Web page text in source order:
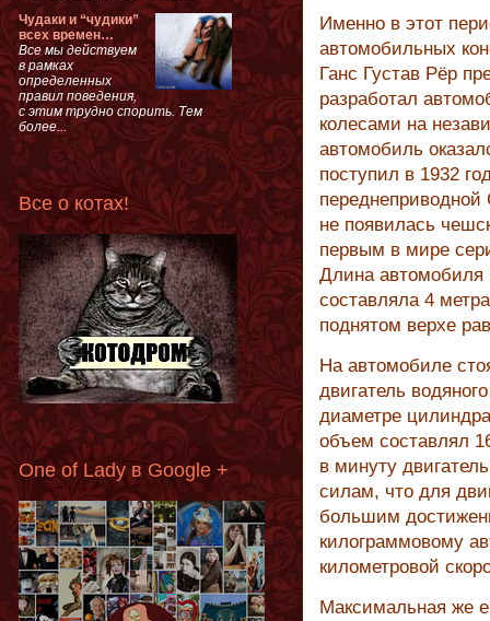
Именно в этот
автомобильных
Ганс Густав Рёр
разработал
колесами на
автомобиль
поступил в 1932
переднеприводной
не появилась
первым в мире
Длина автомобиля
составляла 4
поднятом верхе
На автомобиле
двигатель
диаметре
объем составлял
в минуту
силам, что для
большим
килограммовому
километровой
Максимальная же
Чудаки и “чудики”
всех времен…
Все мы действуем
в рамках
определенных
правил поведения,
с этим трудно спорить. Тем
более...
Все о котах!
One of Lady в Google +